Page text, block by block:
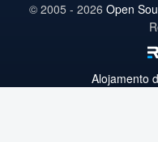
© 2005 - 2026 Open
Alojamento